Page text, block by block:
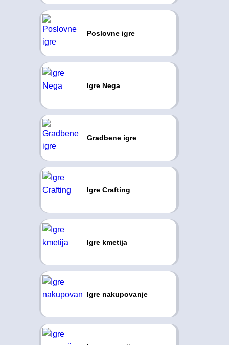
Poslovne igre
Igre Nega
Gradbene igre
Igre Crafting
Igre kmetija
Igre nakupovanje